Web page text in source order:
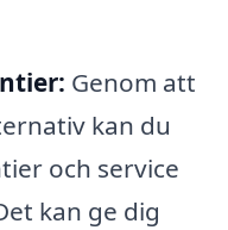
Genom att
kan du
och service
kan ge dig